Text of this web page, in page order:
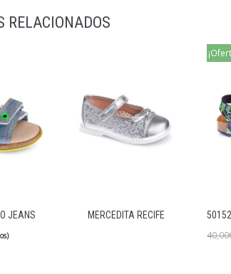
RELACIONADOS
JEANS MERCEDITA RECIFE
40,00